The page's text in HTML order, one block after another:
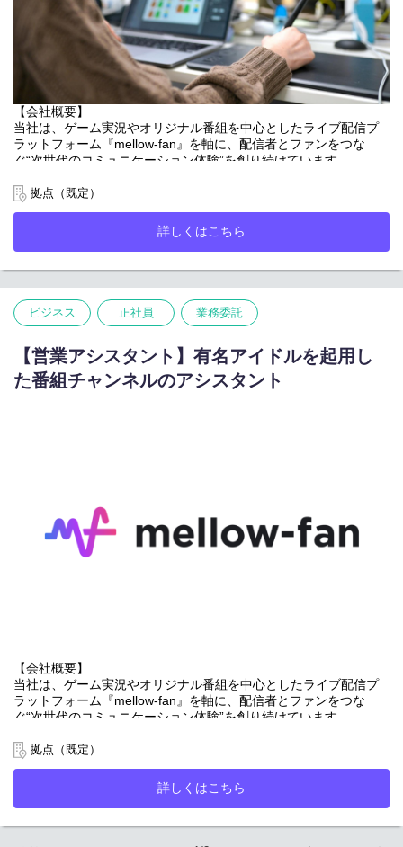
------------------------------------------------------------------------------
■具体的な業務内容
・オフライン／オンラインイベントの企画立案
（コンセプト設計／コンテンツ企画／収支設計 など）
・企画書作成およびプレゼンテーション
・芸能事務所／配信者事務所／イベンターなどへの提案・折衝
・イベント集客に向けたプロモーション戦略立案
・社内制作チームや関係各所との連携・ディレクション
・イベント成果の振り返り、効果分析、次回施策提案
------------------------------------------------------------------------------
"開催して終わり"ではなく、イベントを通じてどれだけファンの熱
狂を生み出せたか、どれだけコミュニティを盛り上げられたかま
で追求できる環境です。
また、人気配信者・クリエイターとともに、まだ世の中にない新
【会社概要】
当社は、ゲーム実況やオリジナル番組を中心としたライブ配信プ
ラットフォーム『mellow-fan』を軸に、配信者とファンをつな
ぐ“次世代のコミュニケーション体験”を創り続けています。
ライブ配信にとどまらず、人気配信者・クリエイターを起点とし
たオフライン／オンラインイベント、グッズ企画・制作、広告・
タイアップなど、IP・コミュニティを活かした多角的な事業を展
「熱量のあるファンコミュニティ」を強みに、エンターテインメ
ントの新しい価値創出に挑戦しています。
「応援しててよかった。そんなエンタメを届け続ける。」
まれる場をつくり続けています。
次世代のファンコミュニケーションをともに創り、エンタメの新
しい価値を生み出していただける仲間を募集しています。
略、コーポレートガバナンス強化など、企業価値向上に直結する
領域へ業務の幅を広げていただくことを期待しています。
------------------------------------------------------------
・取引先情報の管理、新規取引先の与信チェック
・著作権、商標権、ライセンス契約などコンテンツ・知的財産関
連の法務対応
・事業部門からの法務相談対応およびリスク検討
・社内関係部署との連携およびコンプライアンス研修の企画・実
施
------------------------------------------------------------
当社では、自社番組を起点としたIPビジネスの拡大を重要な成長
戦略の一つとして位置付けています。
拠点（既定）
詳しくはこちら
ビジネス 正社員 業務委託
【営業アシスタント】有名アイドルを起用し
た番組チャンネルのアシスタント
【会社概要】
当社は、ゲーム実況やオリジナル番組を中心としたライブ配信プ
ラットフォーム『mellow-fan』を軸に、配信者とファンをつな
ぐ“次世代のコミュニケーション体験”を創り続けています。
ライブ配信にとどまらず、人気配信者・クリエイターを起点とし
たオフライン／オンラインイベント、グッズ企画・制作、広告・
タイアップなど、IP・コミュニティを活かした多角的な事業を展
「熱量のあるファンコミュニティ」を強みに、エンターテインメ
ントの新しい価値創出に挑戦しています。
拠点（既定）
詳しくはこちら